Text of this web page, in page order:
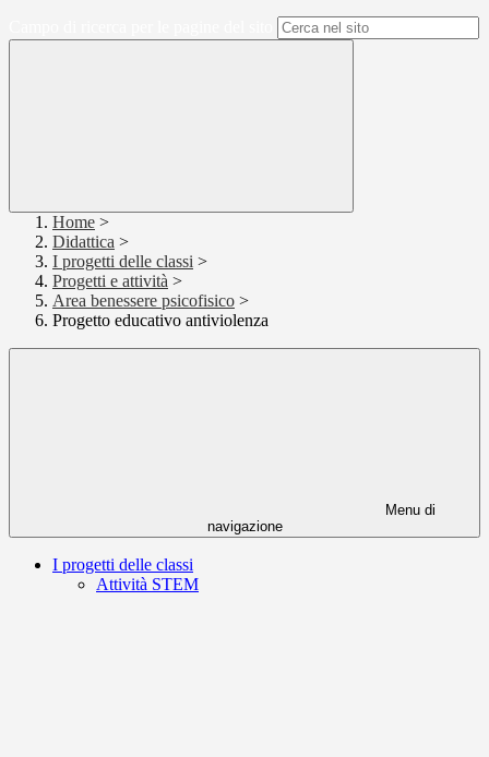
Home >
Didattica >
I progetti delle classi >
Progetti e attività >
Area benessere psicofisico >
Progetto educativo antiviolenza
Menu di
navigazione
I progetti delle classi
Attività STEM